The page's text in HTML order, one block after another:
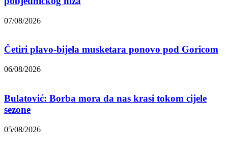
07/08/2026
Četiri plavo-bijela musketara ponovo pod Goricom
06/08/2026
Bulatović: Borba mora da nas krasi tokom cijele
sezone
05/08/2026